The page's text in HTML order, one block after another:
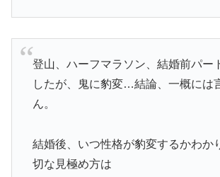
登山、ハーフマラソン、結婚前パー
したが、鬼に豹変…結論、一概には
ん。
結婚後、いつ性格が豹変するかわか
切な見極め方は